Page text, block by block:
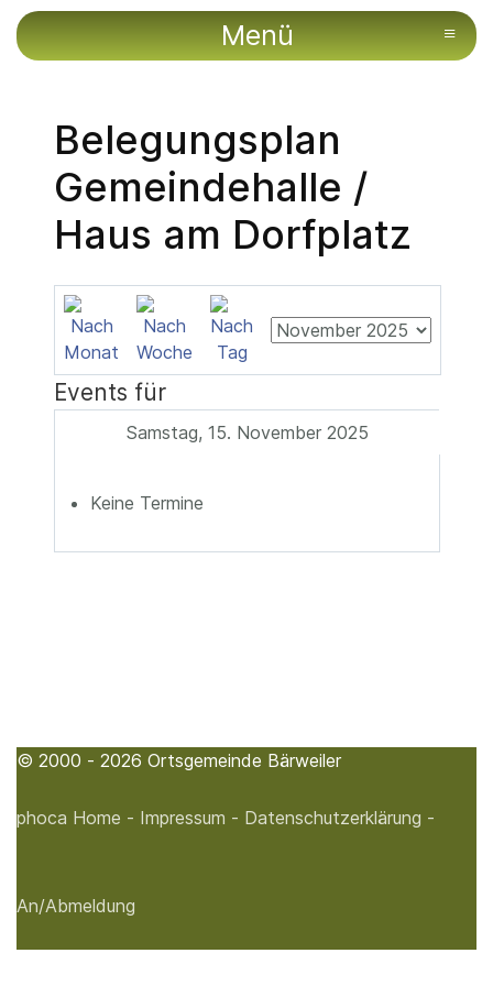
Menü ≡
Belegungsplan
Gemeindehalle /
Haus am Dorfplatz
Events für
Samstag, 15. November 2025
Keine Termine
© 2000 - 2026 Ortsgemeinde Bärweiler
phoca Home - Impressum - Datenschutzerklärung -
An/Abmeldung